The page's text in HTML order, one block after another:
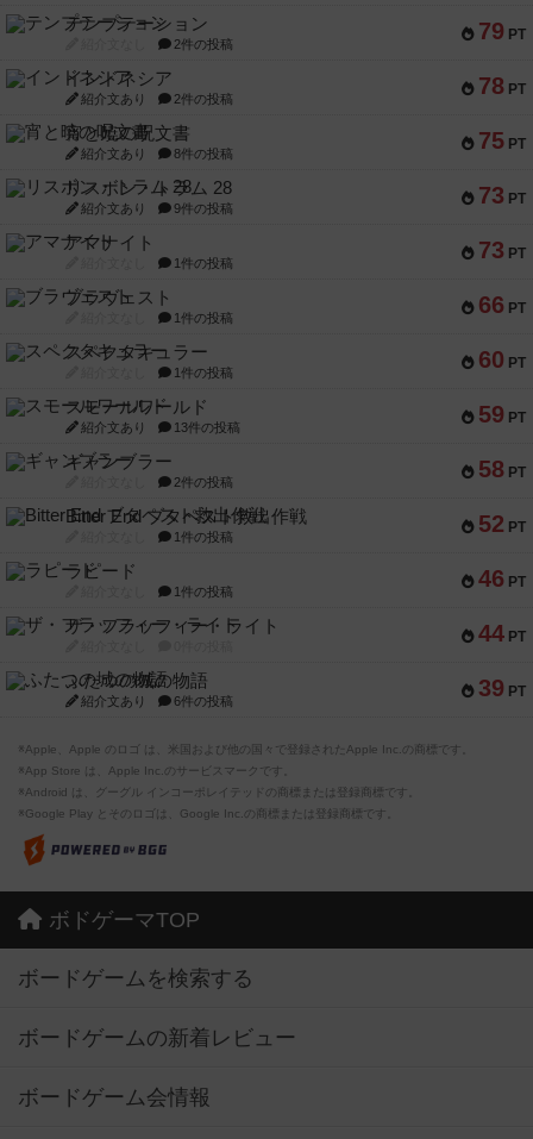
79 PT
テンプテーション
2件の投稿
78 PT
インドネシア
紹介文あり 2件の投稿
75 PT
宵と暁の呪文書
紹介文あり 8件の投稿
73 PT
リスボン・トラム 28
紹介文あり 9件の投稿
73 PT
アマナイト
1件の投稿
66 PT
ブラヴェスト
1件の投稿
60 PT
スペクタキュラー
1件の投稿
59 PT
スモールワールド
紹介文あり 13件の投稿
58 PT
ギャンブラー
2件の投稿
52 PT
Bitter End ブタペスト救出作戦
1件の投稿
46 PT
ラピード
1件の投稿
44 PT
ザ・フラッフィー・ライト
39 PT
ふたつの城の物語
紹介文あり 6件の投稿
※Apple、Apple のロゴ は、米国および他の国々で登録されたApple Inc.の商標です。
※App Store は、Apple Inc.のサービスマークです。
※Android は、グーグル インコーポレイテッドの商標または登録商標です。
※Google Play とそのロゴは、Google Inc.の商標または登録商標です。
ボドゲーマTOP
ボードゲームを検索する
ボードゲームの新着レビュー
ボードゲーム会情報